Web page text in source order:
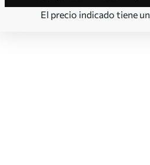
El precio indicado tiene un